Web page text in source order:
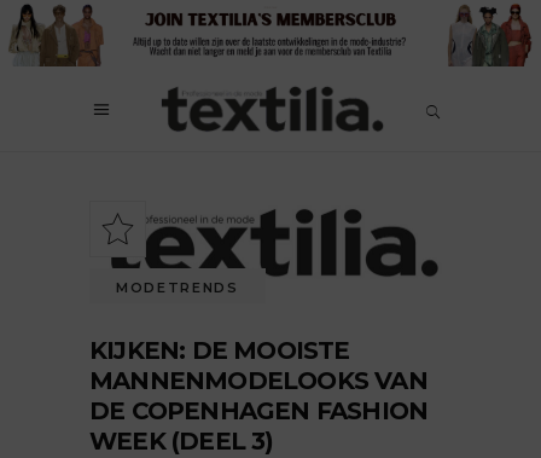
MODETRENDS
KIJKEN: DE MOOISTE
MANNENMODELOOKS VAN
DE COPENHAGEN FASHION
WEEK (DEEL 3)